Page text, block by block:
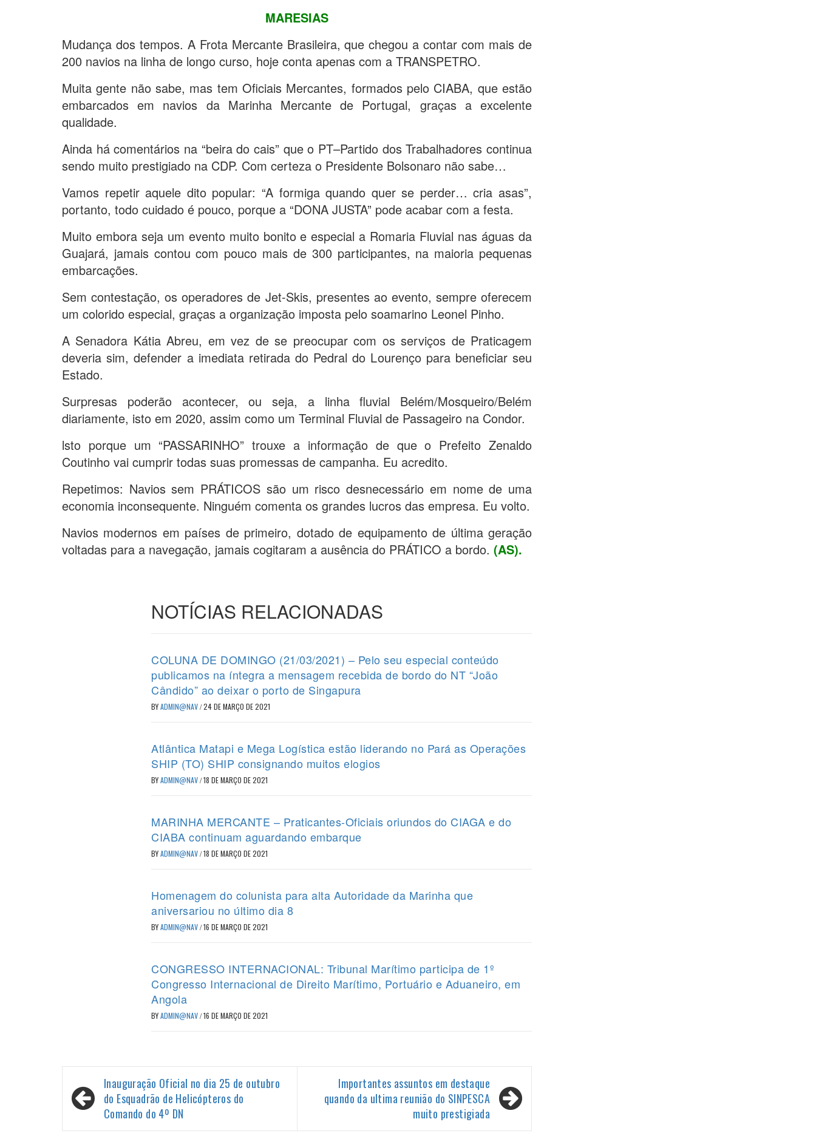
MARESIAS
Mudança dos tempos. A Frota Mercante Brasileira, que chegou a contar com mais de
200 navios na linha de longo curso, hoje conta apenas com a TRANSPETRO.
Muita gente não sabe, mas tem Oficiais Mercantes, formados pelo CIABA, que estão
embarcados em navios da Marinha Mercante de Portugal, graças a excelente
qualidade.
Ainda há comentários na “beira do cais” que o PT–Partido dos Trabalhadores continua
sendo muito prestigiado na CDP. Com certeza o Presidente Bolsonaro não sabe…
Vamos repetir aquele dito popular: “A formiga quando quer se perder… cria asas”,
portanto, todo cuidado é pouco, porque a “DONA JUSTA” pode acabar com a festa.
Muito embora seja um evento muito bonito e especial a Romaria Fluvial nas águas da
Guajará, jamais contou com pouco mais de 300 participantes, na maioria pequenas
embarcações.
Sem contestação, os operadores de Jet-Skis, presentes ao evento, sempre oferecem
um colorido especial, graças a organização imposta pelo soamarino Leonel Pinho.
A Senadora Kátia Abreu, em vez de se preocupar com os serviços de Praticagem
deveria sim, defender a imediata retirada do Pedral do Lourenço para beneficiar seu
Estado.
Surpresas poderão acontecer, ou seja, a linha fluvial Belém/Mosqueiro/Belém
diariamente, isto em 2020, assim como um Terminal Fluvial de Passageiro na Condor.
lsto porque um “PASSARINHO” trouxe a informação de que o Prefeito Zenaldo
Coutinho vai cumprir todas suas promessas de campanha. Eu acredito.
Repetimos: Navios sem PRÁTICOS são um risco desnecessário em nome de uma
economia inconsequente. Ninguém comenta os grandes lucros das empresa. Eu volto.
Navios modernos em países de primeiro, dotado de equipamento de última geração
voltadas para a navegação, jamais cogitaram a ausência do PRÁTICO a bordo. (AS).
NOTÍCIAS RELACIONADAS
COLUNA DE DOMINGO (21/03/2021) – Pelo seu especial conteúdo
publicamos na íntegra a mensagem recebida de bordo do NT “João
Cândido” ao deixar o porto de Singapura
BYADMIN@NAV/24 DE MARÇO DE 2021
Atlântica Matapi e Mega Logística estão liderando no Pará as Operações
SHIP (TO) SHIP consignando muitos elogios
BYADMIN@NAV/18 DE MARÇO DE 2021
MARINHA MERCANTE – Praticantes-Oficiais oriundos do CIAGA e do
CIABA continuam aguardando embarque
BYADMIN@NAV/18 DE MARÇO DE 2021
Homenagem do colunista para alta Autoridade da Marinha que
aniversariou no último dia 8
BYADMIN@NAV/16 DE MARÇO DE 2021
CONGRESSO INTERNACIONAL: Tribunal Marítimo participa de 1º
Congresso Internacional de Direito Marítimo, Portuário e Aduaneiro, em
Angola
BYADMIN@NAV/16 DE MARÇO DE 2021
Navegação
de
Inauguração Oficial no dia 25 de outubro
do Esquadrão de Helicópteros do
Comando do 4º DN
Importantes assuntos em destaque
quando da ultima reunião do SINPESCA
muito prestigiada